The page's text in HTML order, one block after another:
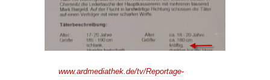
www.ardmediathek.de/tv/Reportage-